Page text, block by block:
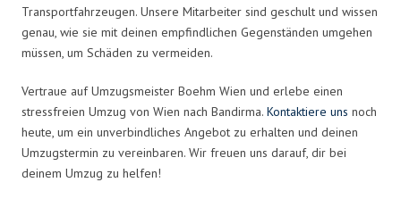
Transportfahrzeugen. Unsere Mitarbeiter sind geschult und wissen
genau, wie sie mit deinen empfindlichen Gegenständen umgehen
müssen, um Schäden zu vermeiden.
Vertraue auf Umzugsmeister Boehm Wien und erlebe einen
stressfreien Umzug von Wien nach Bandirma. Kontaktiere uns noch
heute, um ein unverbindliches Angebot zu erhalten und deinen
Umzugstermin zu vereinbaren. Wir freuen uns darauf, dir bei
deinem Umzug zu helfen!